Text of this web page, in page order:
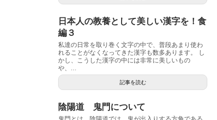
日本人の教養として美しい漢字を！食
編３
私達の日常を取り巻く文字の中で、普段あまり使わ
れることがなくなってきた漢字も数多あります。 し
かし、こうした漢字の中には非常に美しいもの
や、...
記事を読む
陰陽道 鬼門について